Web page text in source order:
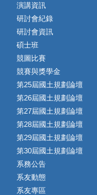
演講資訊
研討會紀錄
研討會資訊
碩士班
競圖比賽
競賽與獎學金
第25屆國土規劃論壇
第26屆國土規劃論壇
第27屆國土規劃論壇
第28屆國土規劃論壇
第29屆國土規劃論壇
第30屆國土規劃論壇
系務公告
系友動態
系友專區